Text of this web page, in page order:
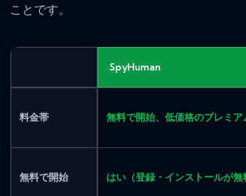
ことです。
SpyHuman
料金帯 無料で開始、低価格のプレミア
無料で開始 はい（登録・インストールが無